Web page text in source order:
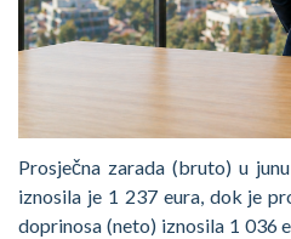
Prosječna zarada (bruto) u
iznosila je 1 237 eura, dok je
doprinosa (neto) iznosila 1 036